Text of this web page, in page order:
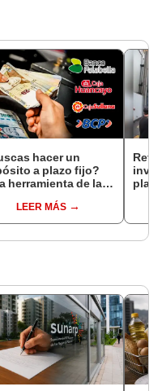
hacer un
a plazo fijo?
herramienta de la
todas las entidades
LEER MÁS